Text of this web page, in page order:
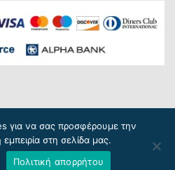
& Developed by
για να σας προσφέρουμε την
στη σελίδα μας.
Πολιτική απορρήτου